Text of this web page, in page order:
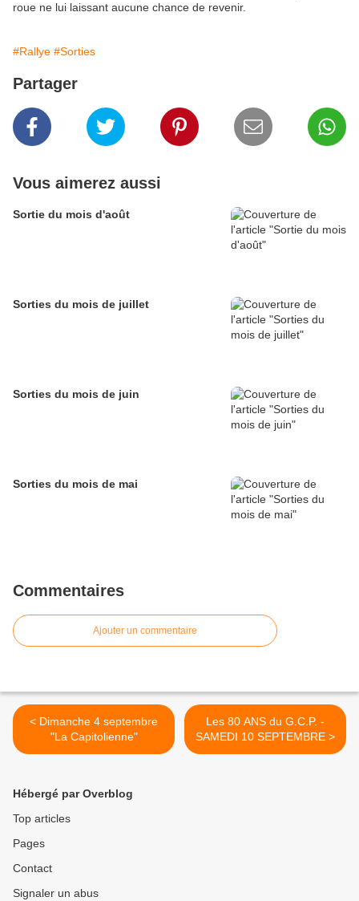
roue ne lui laissant aucune chance de revenir.
#Rallye #Sorties
Partager
Vous aimerez aussi
Sortie du mois d'août
Sorties du mois de juillet
Sorties du mois de juin
Sorties du mois de mai
Commentaires
Ajouter un commentaire
< Dimanche 4 septembre
"La Capitolienne"
Les 80 ANS du G.C.P. -
SAMEDI 10 SEPTEMBRE >
Hébergé par Overblog
Top articles
Pages
Contact
Signaler un abus